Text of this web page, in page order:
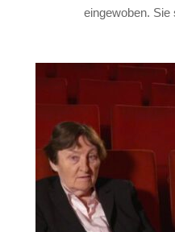
eingewoben.